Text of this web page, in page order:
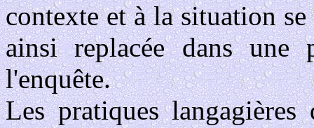
contexte et à la situation
ainsi replacée dans une
l'enquête.
Les pratiques